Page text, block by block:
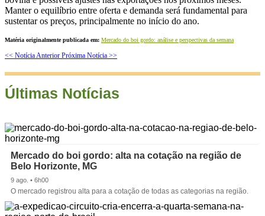
Manter o equilíbrio entre oferta e demanda será fundamental para
sustentar os preços, principalmente no início do ano.
Matéria originalmente publicada em: Mercado do boi gordo: análise e perspectivas da semana
<< Notícia Anterior Próxima Notícia >>
Últimas Notícias
Mercado do boi gordo: alta na cotação na região de
Belo Horizonte, MG
9 ago. • 6h00
O mercado registrou alta para a cotação de todas as categorias na região.